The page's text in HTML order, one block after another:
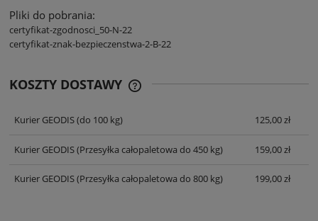
Pliki do pobrania:
certyfikat-zgodnosci_50-N-22
certyfikat-znak-bezpieczenstwa-2-B-22
KOSZTY DOSTAWY
Kurier GEODIS(do 100 kg) 125,00 zł
Kurier GEODIS(Przesyłka całopaletowa do 450 kg) 159,00 zł
Kurier GEODIS(Przesyłka całopaletowa do 800 kg) 199,00 zł